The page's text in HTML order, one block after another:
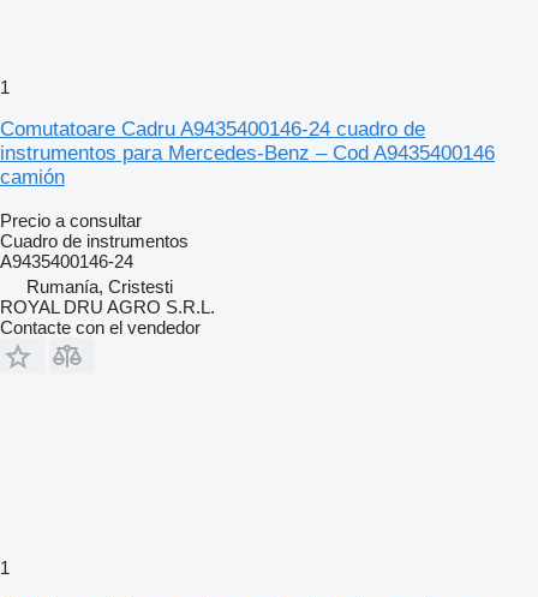
1
Comutatoare Cadru A9435400146-24 cuadro de
instrumentos para Mercedes-Benz – Cod A9435400146
camión
Precio a consultar
Cuadro de instrumentos
A9435400146-24
Rumanía, Cristesti
ROYAL DRU AGRO S.R.L.
Contacte con el vendedor
1